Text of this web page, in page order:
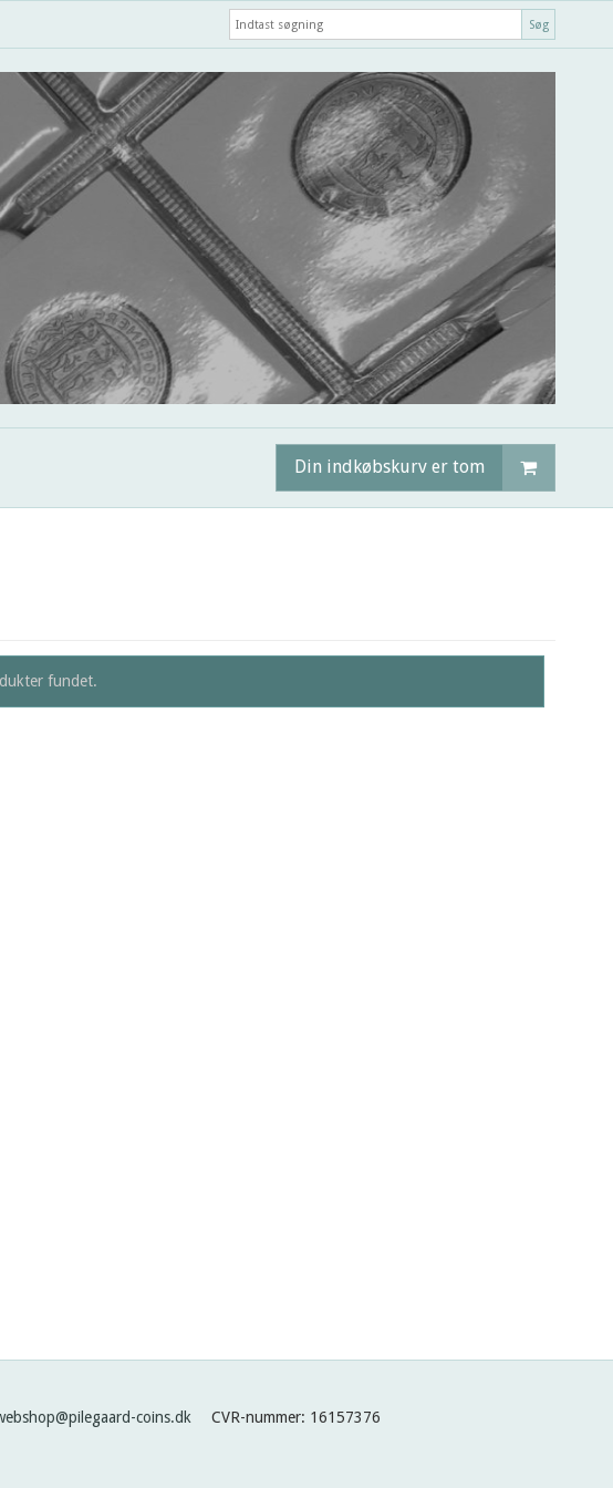
Søg
Din indkøbskurv er tom
fundet.
coins.dk CVR-nummer: 16157376